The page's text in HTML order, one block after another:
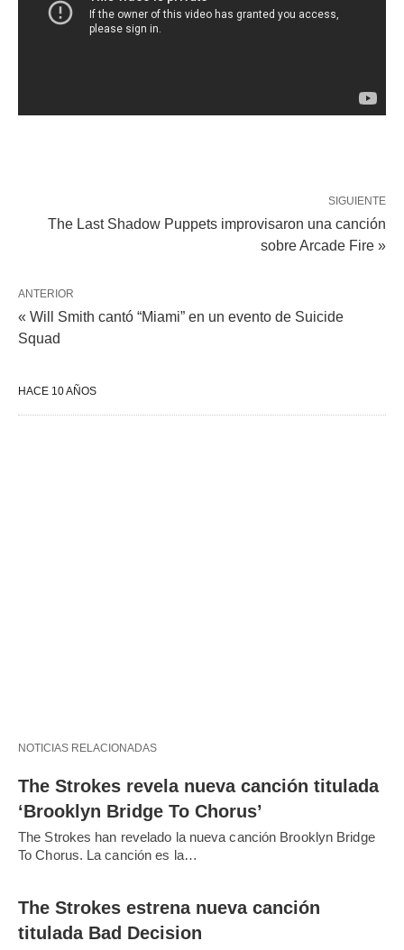
SIGUIENTE
The Last Shadow Puppets improvisaron una canción
sobre Arcade Fire »
ANTERIOR
« Will Smith cantó “Miami” en un evento de Suicide
Squad
HACE 10 AÑOS
NOTICIAS RELACIONADAS
The Strokes revela nueva canción titulada
‘Brooklyn Bridge To Chorus’
The Strokes han revelado la nueva canción Brooklyn Bridge
To Chorus. La canción es la…
The Strokes estrena nueva canción
titulada Bad Decision